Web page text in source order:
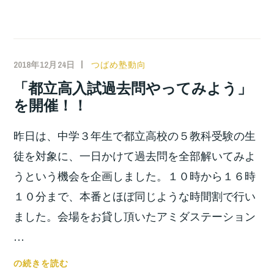
体
験
を
て
き
し
た！！
2018年12月24日
小
宮
位
つばめ塾動向
「都立高入試過去問やってみよう」
を開催！！
昨日は、中学３年生で都立高校の５教科受験の生
徒を対象に、一日かけて過去問を全部解いてみよ
うという機会を企画しました。１０時から１６時
１０分まで、本番とほぼ同じような時間割で行い
ました。会場をお貸し頂いたアミダステーション
…
「都
の続きを読む